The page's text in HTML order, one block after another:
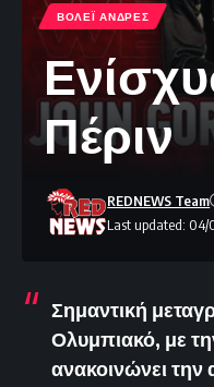
ΒΟΛΕΪ ΑΝΔΡΕΣ
Πέριν
Last updated:
REDNEWS Team
Σημαντική
Ολυμπιακό, με
ανακοινώνει